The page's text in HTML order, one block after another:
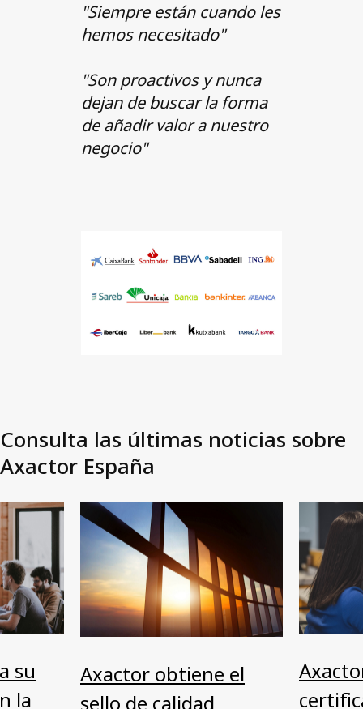
"Siempre están cuando les
hemos necesitado"
"Son proactivos y nunca
dejan de buscar la forma
de añadir valor a nuestro
negocio"
Consulta las últimas noticias sobre
Axactor España
su
la
Axactor obtiene el
sello de calidad